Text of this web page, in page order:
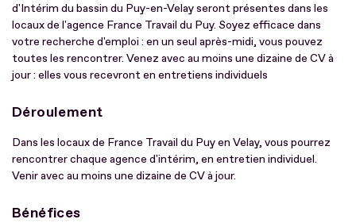
d'Intérim du bassin du Puy-en-Velay seront présentes dans les
locaux de l'agence France Travail du Puy. Soyez efficace dans
votre recherche d'emploi : en un seul après-midi, vous pouvez
toutes les rencontrer. Venez avec au moins une dizaine de CV à
jour : elles vous recevront en entretiens individuels
Déroulement
Dans les locaux de France Travail du Puy en Velay, vous pourrez
rencontrer chaque agence d'intérim, en entretien individuel.
Venir avec au moins une dizaine de CV à jour.
Bénéfices